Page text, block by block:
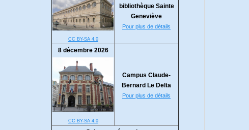
CC BY-SA 4.0
bibliothèque Sainte
Geneviève
Pour plus de détails
8 décembre 2026
CC BY-SA 4.0
Campus Claude-
Bernard Le Delta
Pour plus de détails